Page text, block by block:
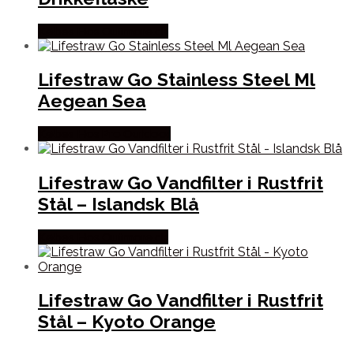
Lifestraw Go Stainless Steel Ml
Aegean Sea
Lifestraw Go Vandfilter i Rustfrit
Stål – Islandsk Blå
Lifestraw Go Vandfilter i Rustfrit
Stål – Kyoto Orange